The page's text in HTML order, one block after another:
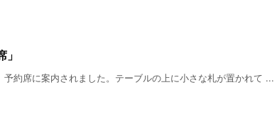
」
予約席に案内されました。テーブルの上に小さな札が置かれて ...